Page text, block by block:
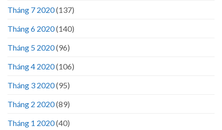
Tháng 7 2020(137)
Tháng 6 2020(140)
Tháng 5 2020(96)
Tháng 4 2020(106)
Tháng 3 2020(95)
Tháng 2 2020(89)
Tháng 1 2020(40)